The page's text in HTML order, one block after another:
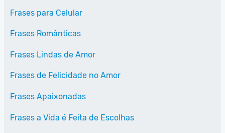
Frases para Celular
Frases Românticas
Frases Lindas de Amor
Frases de Felicidade no Amor
Frases Apaixonadas
Frases a Vida é Feita de Escolhas